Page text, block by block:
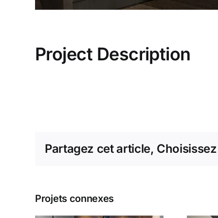
Project Description
Partagez cet article,
Projets connexes